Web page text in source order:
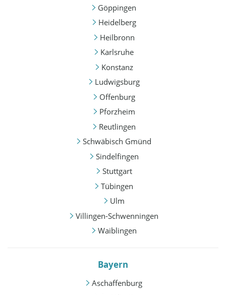
Göppingen
Heidelberg
Heilbronn
Karlsruhe
Konstanz
Ludwigsburg
Offenburg
Pforzheim
Reutlingen
Schwäbisch Gmünd
Sindelfingen
Stuttgart
Tübingen
Ulm
Villingen-Schwenningen
Waiblingen
Bayern
Aschaffenburg